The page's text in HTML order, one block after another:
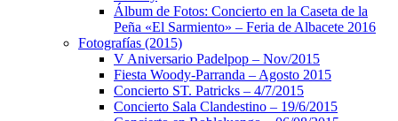
Álbum de Fotos: Concierto en la Caseta de la
Peña «El Sarmiento» – Feria de Albacete 2016
Fotografías (2015)
V Aniversario Padelpop – Nov/2015
Fiesta Woody-Parranda – Agosto 2015
Concierto ST. Patricks – 4/7/2015
Concierto Sala Clandestino – 19/6/2015